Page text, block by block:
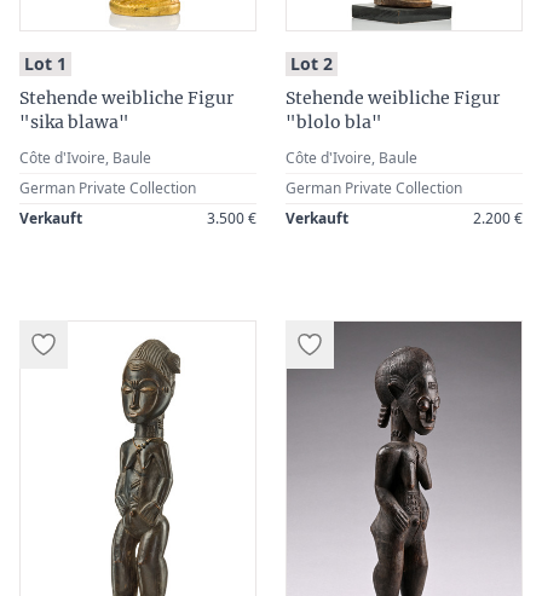
Lot 1
Stehende weibliche Figur
"sika blawa"
Côte d'Ivoire, Baule
German Private Collection
Verkauft
3.500 €
Lot 2:
Stehende weibliche Figur
"blolo bla"
Côte d'Ivoire, Baule
German Private Collection
Verkauft
2.200 €